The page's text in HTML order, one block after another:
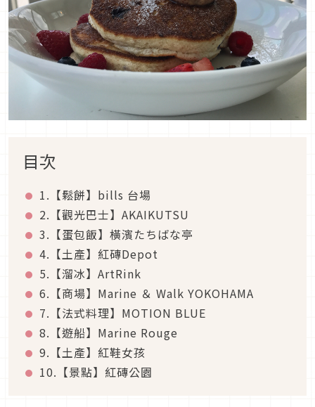
目次
1.【鬆餅】bills 台場
2.【觀光巴士】AKAIKUTSU
3.【蛋包飯】橫濱たちばな亭
4.【土產】紅磚Depot
5.【溜冰】ArtRink
6.【商場】Marine ＆ Walk YOKOHAMA
7.【法式料理】MOTION BLUE
8.【遊船】Marine Rouge
9.【土產】紅鞋女孩
10.【景點】紅磚公園